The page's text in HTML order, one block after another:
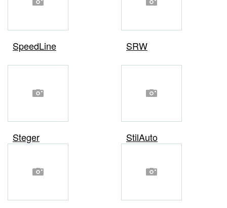
SpeedLine SRW
Steger StilAuto